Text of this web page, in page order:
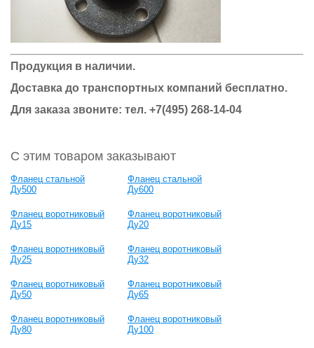
Продукция в наличии.
Доставка до транспортных компаний бесплатно.
Для заказа звоните: тел. +7(495) 268-14-04
С этим товаром заказывают
Фланец стальной
Ду500
Фланец стальной
Ду600
Фланец воротниковый
Ду15
Фланец воротниковый
Ду20
Фланец воротниковый
Ду25
Фланец воротниковый
Ду32
Фланец воротниковый
Ду50
Фланец воротниковый
Ду65
Фланец воротниковый
Ду80
Фланец воротниковый
Ду100